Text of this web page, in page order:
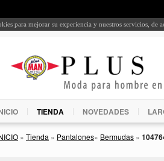
para mejorar su experiencia y nuestros servicios, de
TIENDA NOVEDADES
» Tienda » Pantalones» Bermudas »